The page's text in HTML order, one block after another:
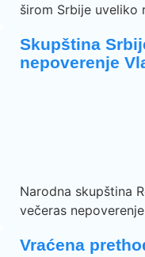
širom Srbije uveliko
Skupština
nepoverenje
Narodna skupština
večeras
Vraćena